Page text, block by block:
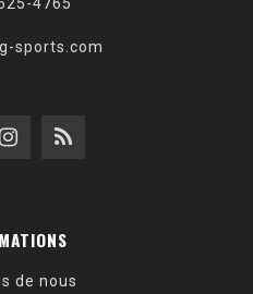
4765
sports.com
de nous